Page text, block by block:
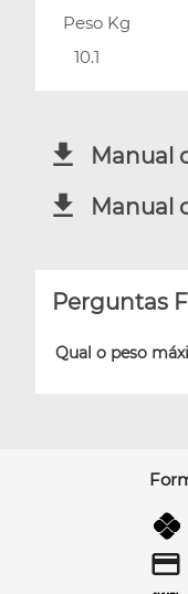
Peso Kg
10.1
Manual
Manual
Perguntas
Qual o peso